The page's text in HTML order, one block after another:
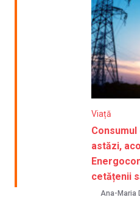
Viață
astăzi,
cetățenii
Ana-Maria